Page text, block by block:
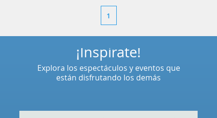
1
¡Inspírate!
Explora los espectáculos y eventos que
están disfrutando los demás